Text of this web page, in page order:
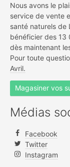
Nous avons le
service de vente
santé naturels de
bénéficier des 13
dès maintenant
Pour toute
Avril.
Magasiner vos
Médias
Facebook
Twitter
Instagram